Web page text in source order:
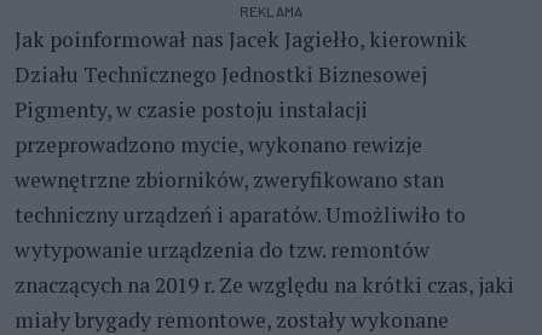
REKLAMA
Jak poinformował nas Jacek Jagiełło, kierownik
Działu Technicznego Jednostki Biznesowej
Pigmenty, w czasie postoju instalacji
przeprowadzono mycie, wykonano rewizje
wewnętrzne zbiorników, zweryfikowano stan
techniczny urządzeń i aparatów. Umożliwiło to
wytypowanie urządzenia do tzw. remontów
znaczących na 2019 r. Ze względu na krótki czas, jaki
miały brygady remontowe, zostały wykonane